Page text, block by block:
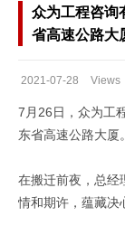
众为工程咨询
省高速公路大
2021-07-28 Views
7月26日，众为工
东省高速公路大厦。
在搬迁前夜，总经
情和期许，蕴藏决